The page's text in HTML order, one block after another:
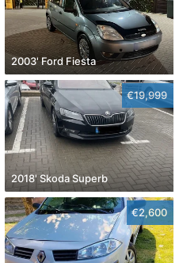
2003' Ford Fiesta
€19,999
2018' Skoda Superb
€2,600